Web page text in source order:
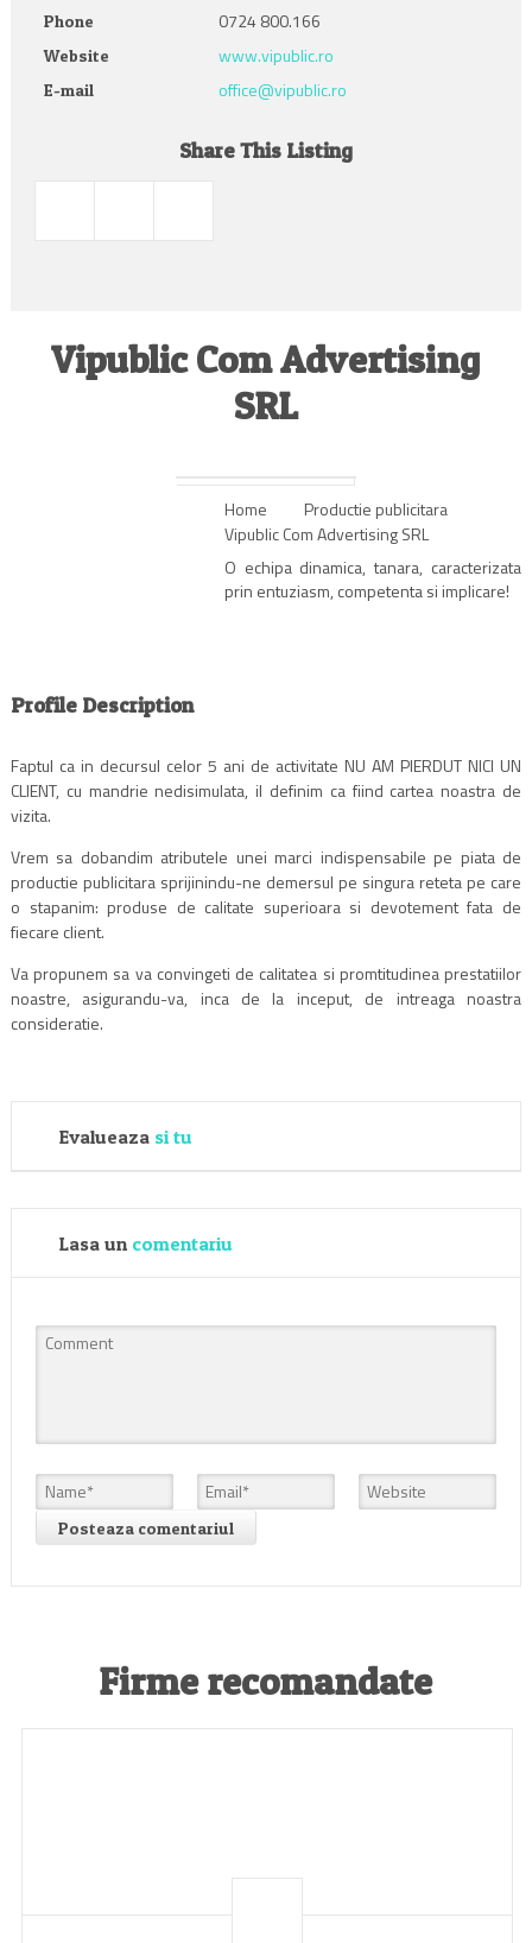
Phone 0724 800.166
Website www.vipublic.ro
E-mail office@vipublic.ro
Share This Listing
Vipublic Com Advertising
SRL
Home
Productie publicitara
Vipublic Com Advertising SRL
O echipa dinamica, tanara, caracterizata
prin entuziasm, competenta si implicare!
Profile Description
Faptul ca in decursul celor 5 ani de activitate NU AM PIERDUT NICI UN
CLIENT, cu mandrie nedisimulata, il definim ca fiind cartea noastra de
vizita.
Vrem sa dobandim atributele unei marci indispensabile pe piata de
productie publicitara sprijinindu-ne demersul pe singura reteta pe care
o stapanim: produse de calitate superioara si devotement fata de
fiecare client.
Va propunem sa va convingeti de calitatea si promtitudinea prestatiilor
noastre, asigurandu-va, inca de la inceput, de intreaga noastra
consideratie.
Evalueaza si tu
Lasa un comentariu
Firme recomandate